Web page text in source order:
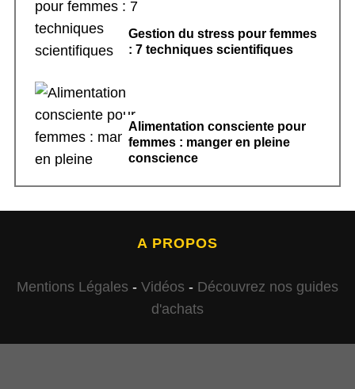
Gestion du stress pour femmes
: 7 techniques scientifiques
Alimentation consciente pour
femmes : manger en pleine
conscience
A PROPOS
Mentions Légales - Vidéos - Découvrez nos guides
d'achats